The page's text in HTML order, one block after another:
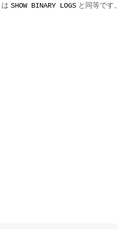
は SHOW BINARY LOGS と同等です。